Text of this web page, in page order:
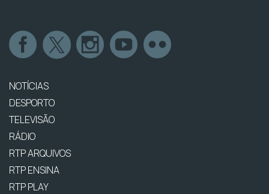
NOTÍCIAS
DESPORTO
TELEVISÃO
RÁDIO
RTP ARQUIVOS
RTP ENSINA
RTP PLAY